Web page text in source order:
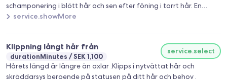
schamponering i blött hår och sen efter föning i torrt hår. En
skräddarsytt klippning beroende på statusen på ditt hår och
service.showMore
Klippning långt hår från
durationMinutes SEK 1,100
service.select
Hårets längd är längre än axlar .Klipps i nytvättat hår och
skräddarsys beroende på statusen på ditt hår och behov .